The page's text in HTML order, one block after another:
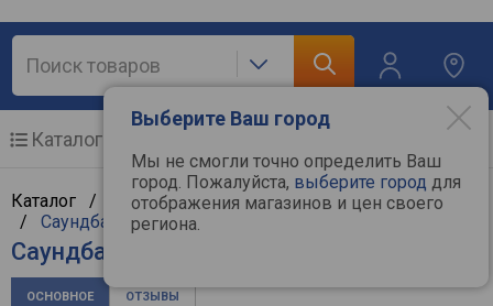
Выберите Ваш город
Мы не смогли точно определить Ваш
город. Пожалуйста, выберите город для
отображения магазинов и цен своего
региона.
Каталог
Каталог / Аудиотехника/Hi-Fi и Hi-End компоненты
/ Саундбары/Sony
Саундбар Sony HT-S400
ОСНОВНОЕ ОТЗЫВЫ